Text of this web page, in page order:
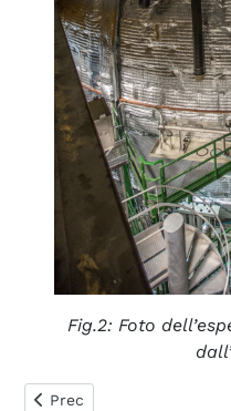
Fig.2: Foto
Articolo precedente: 1.
Prec